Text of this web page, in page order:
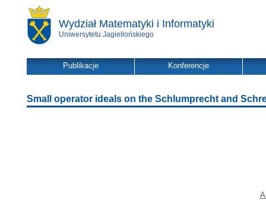
Wydział Matematyki i Informatyki
Uniwersytetu Jagiellońskiego
Publikacje Konferencje
Small operator ideals on the Schlumprecht and